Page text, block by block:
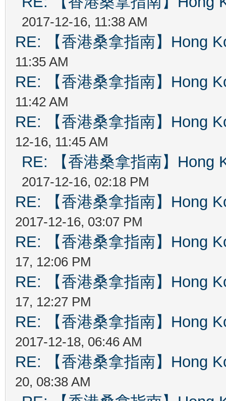
2017-12-16, 11:38 AM
RE: 【香港桑拿指南】Hong
11:35 AM
RE: 【香港桑拿指南】Hong
11:42 AM
RE: 【香港桑拿指南】Hong
12-16, 11:45 AM
RE: 【香港桑拿指南】Hong
2017-12-16, 02:18 PM
RE: 【香港桑拿指南】Hong
2017-12-16, 03:07 PM
RE: 【香港桑拿指南】Hong
17, 12:06 PM
RE: 【香港桑拿指南】Hong
17, 12:27 PM
RE: 【香港桑拿指南】Hong
2017-12-18, 06:46 AM
RE: 【香港桑拿指南】Hong
20, 08:38 AM